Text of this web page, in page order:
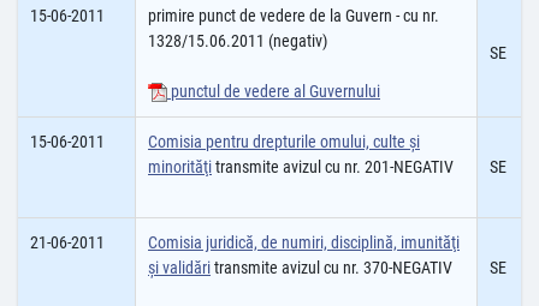
15-06-2011
primire punct de vedere de la Guvern - cu nr.
1328/15.06.2011 (negativ)
punctul de vedere al Guvernului
SE
15-06-2011
Comisia pentru drepturile omului, culte şi
minorităţitransmite avizul cu nr. 201-NEGATIV SE
21-06-2011
Comisia juridică, de numiri, disciplină, imunităţi
şi validăritransmite avizul cu nr. 370-NEGATIV SE